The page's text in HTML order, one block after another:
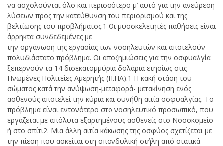
να ασχολούνται όλο και περισσότερο μ’ αυτό για την ανεύρεση
λύσεων προς την κατεύθυνση του περιορισμού και της
βελτίωσης του προβλήματος.1 Οι μυοσκελετητές παθήσεις είναι
άρρηκτα συνδεδεμένες με
την οργάνωση της εργασίας των νοσηλευτών και αποτελούν
πολυδιάστατο πρόβλημα. Οι αποζημιώσεις για την οσφυαλγία
ξεπερνούν τα 14 δισεκατομμύρια δολάρια ετησίως στις
Ηνωμένες Πολιτείες Αμερητής (Η.ΠΑ).1 Η κακή στάση του
σώματος κατά την ανύψωση-μεταφορά- μετακίνηση ενός
ασθενούς αποτελεί την κύρια και συνήθη αιτία οσφυαλγίας. Το
πρόβλημα είναι εντονότερο στο νοσηλευτικό προσωπικό, που
εργάζεται με απόλυτα εξαρτημένους ασθενείς στο Νοσοκομείο
ή στο σπίτι2. Μια άλλη αιτία κάκωσης της οσφύος σχετίζεται με
την πίεση που ασκείται στη σπονδυλική στήλη από στατικά